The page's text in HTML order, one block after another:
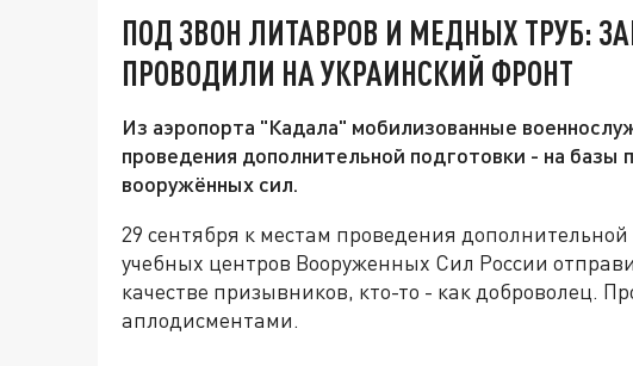
ПОД ЗВОН ЛИТАВРОВ И МЕДНЫХ ТРУБ:
ПРОВОДИЛИ НА УКРАИНСКИЙ ФРОНТ
Из аэропорта "Кадала" мобилизованные
проведения дополнительной подготовки - на базы
вооружённых сил.
29 сентября к местам проведения
учебных центров Вооруженных Сил России
качестве призывников, кто-то - как доброволец.
аплодисментами.